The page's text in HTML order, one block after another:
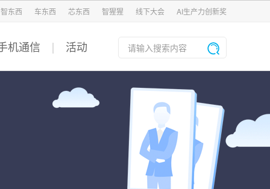
智东西 车东西 芯东西 智猩猩 线下大会 AI生产力创新奖
机通信 活动